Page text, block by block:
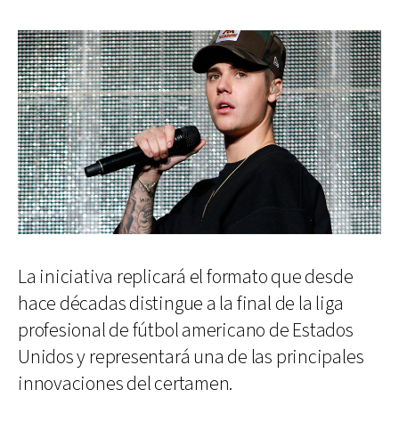
La iniciativa replicará el formato que desde
hace décadas distingue a la final de la liga
profesional de fútbol americano de Estados
Unidos y representará una de las principales
innovaciones del certamen.